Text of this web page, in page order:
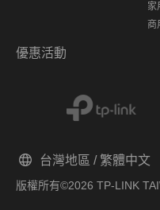
家
商
優惠活動
版權所有©2026 TP-LINK
台灣地區 / 繁體中文